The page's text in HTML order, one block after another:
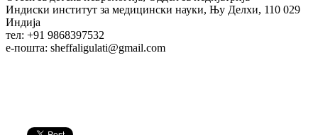
Индиски институт за медицински науки, Њу Делхи, 110 029
Индија
тел: +91 9868397532
e-пошта: sheffaligulati@gmail.com